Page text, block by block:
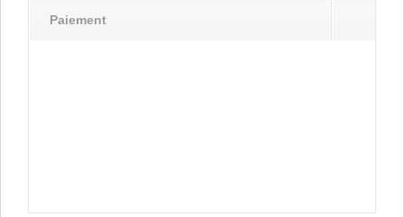
Paiement